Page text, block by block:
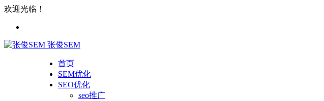
欢迎光临！
张俊SEM
首页
SEM优化
SEO优化
seo推广